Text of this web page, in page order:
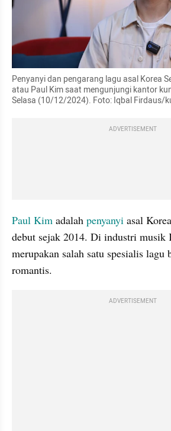
Penyanyi dan pengarang lagu asal Korea
atau Paul Kim saat mengunjungi kantor
Selasa (10/12/2024). Foto: Iqbal Firdaus/
ADVERTISEMENT
Paul Kim adalah penyanyi asal
debut sejak 2014. Di industri musik
merupakan salah satu spesialis lagu
romantis.
ADVERTISEMENT